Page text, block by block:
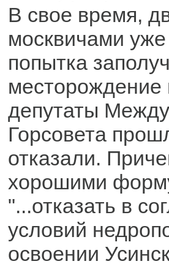
В свое время,
москвичами
попытка
месторождение
депутаты
Горсовета
отказали.
хорошими
"...отказать в
условий
освоении